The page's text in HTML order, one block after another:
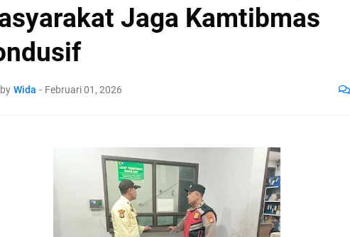
Jaga Kamtibmas
by Wida - Februari 01, 2026